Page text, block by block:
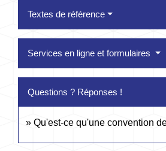
Textes de référence
Services en ligne et formulaires
Questions ? Réponses !
Qu'est-ce qu'une convention